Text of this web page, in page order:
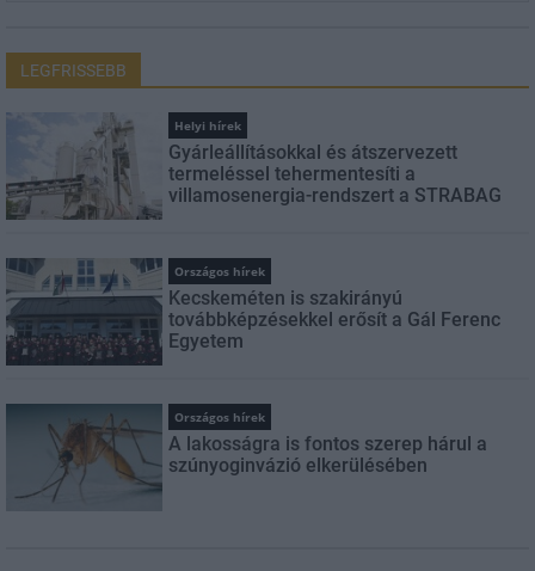
LEGFRISSEBB
Helyi hírek
Gyárleállításokkal és átszervezett
termeléssel tehermentesíti a
villamosenergia-rendszert a STRABAG
Országos hírek
Kecskeméten is szakirányú
továbbképzésekkel erősít a Gál Ferenc
Egyetem
Országos hírek
A lakosságra is fontos szerep hárul a
szúnyoginvázió elkerülésében